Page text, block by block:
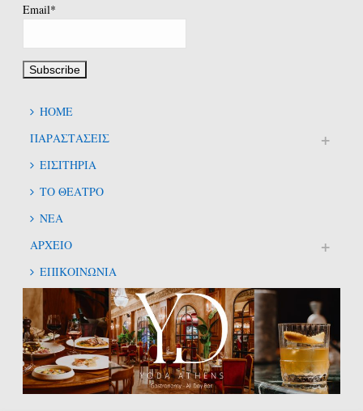
Email*
HOME
ΠΑΡΑΣΤΑΣΕΙΣ
ΕΙΣΙΤΗΡΙΑ
ΤΟ ΘΕΑΤΡΟ
ΝΕΑ
ΑΡΧΕΙΟ
ΕΠΙΚΟΙΝΩΝΙΑ